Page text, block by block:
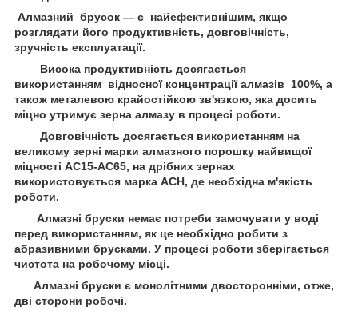
Алмазний брусок — є найефективнішим, якщо
розглядати його продуктивність, довговічність,
зручність експлуатації.
Висока продуктивність досягається
використанням відносної концентрації алмазів 100%, а
також металевою крайостійкою зв'язкою, яка досить
міцно утримує зерна алмазу в процесі роботи.
Довговічність досягається використанням на
великому зерні марки алмазного порошку найвищої
міцності АС15-AC65, на дрібних зернах
використовується марка ACH, де необхідна м'якість
роботи.
Алмазні бруски немає потреби замочувати у воді
перед використанням, як це необхідно робити з
абразивними брусками. У процесі роботи зберігається
чистота на робочому місці.
Алмазні бруски є монолітними двосторонніми, отже,
дві сторони робочі.